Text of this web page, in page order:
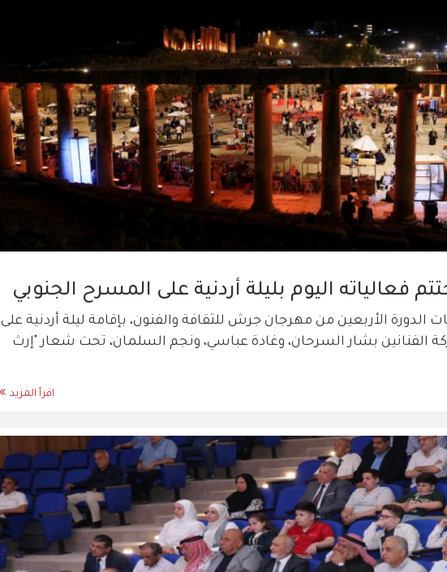
فعالياته اليوم بليلة أردنية على المسرح الجنوبي
الدورة الأربعين من مهرجان جرش للثقافة والفنون، بإقامة ليلة أردنية على
الفنانين بشار السرحان، وغادة عباسي، ونجم السلمان، تحت شعار "إرث
اقرأ المزيد